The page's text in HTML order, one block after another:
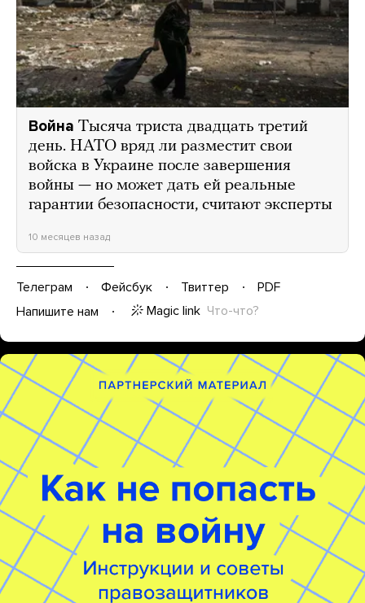
Война Тысяча триста двадцать третий
день. НАТО вряд ли разместит свои
войска в Украине после завершения
войны — но может дать ей реальные
гарантии безопасности, считают эксперты
10 месяцев назад
Телеграм Фейсбук Твиттер
PDF
Напишите нам
Magic link Что-что?